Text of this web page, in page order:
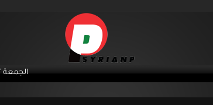
الجمعة 07 أغسطس 2026